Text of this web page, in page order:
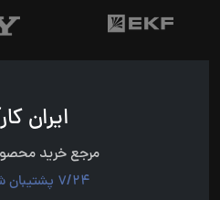
ایران
مرجع خرید
7/24 پشتیبان شما هستیم